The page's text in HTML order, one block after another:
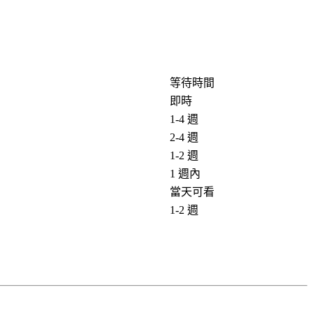
等待時間
即時
1-4 週
2-4 週
1-2 週
1 週內
當天可看
1-2 週